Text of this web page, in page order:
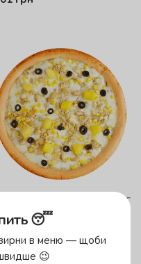
485г
Гавайська
вершковий, сир моцарела,
філе, ананас, кукурудза,
😴
в меню — щоби
😉